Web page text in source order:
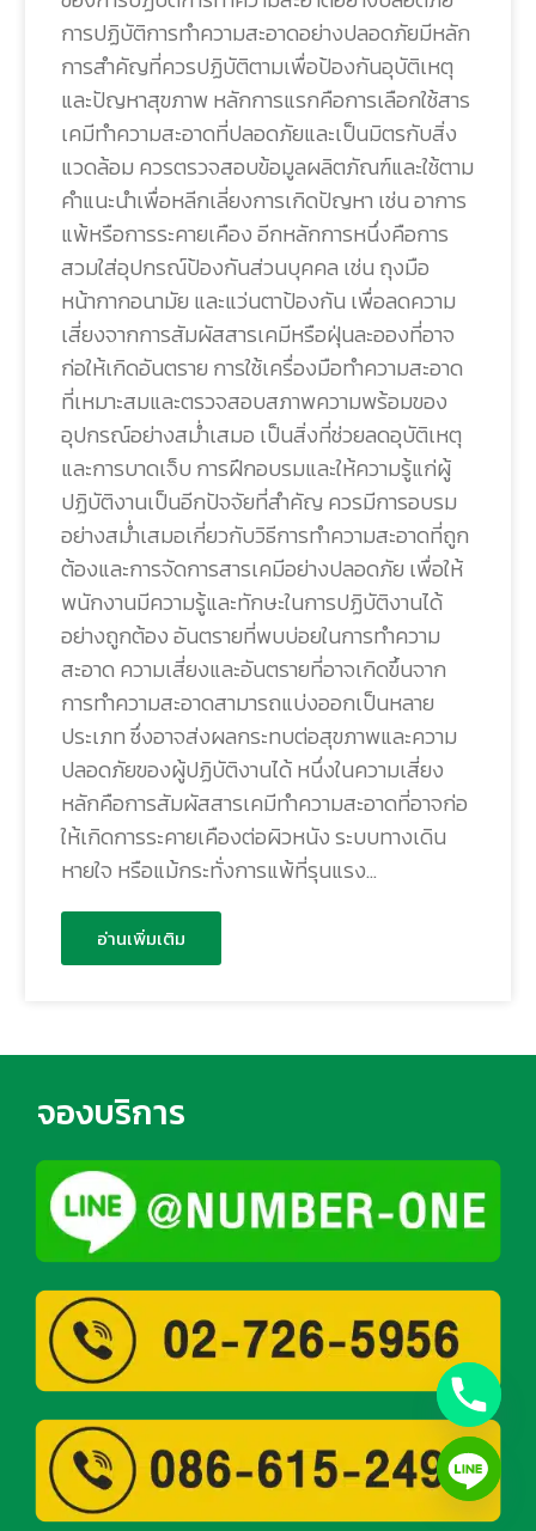
การปฏิบัติการทำความสะอาดอย่างปลอดภัยมีหลัก
การสำคัญที่ควรปฏิบัติตามเพื่อป้องกันอุบัติเหตุ
และปัญหาสุขภาพ หลักการแรกคือการเลือกใช้สาร
เคมีทำความสะอาดที่ปลอดภัยและเป็นมิตรกับสิ่ง
แวดล้อม ควรตรวจสอบข้อมูลผลิตภัณฑ์และใช้ตาม
คำแนะนำเพื่อหลีกเลี่ยงการเกิดปัญหา เช่น อาการ
แพ้หรือการระคายเคือง อีกหลักการหนึ่งคือการ
สวมใส่อุปกรณ์ป้องกันส่วนบุคคล เช่น ถุงมือ
หน้ากากอนามัย และแว่นตาป้องกัน เพื่อลดความ
เสี่ยงจากการสัมผัสสารเคมีหรือฝุ่นละอองที่อาจ
ก่อให้เกิดอันตราย การใช้เครื่องมือทำความสะอาด
ที่เหมาะสมและตรวจสอบสภาพความพร้อมของ
อุปกรณ์อย่างสม่ำเสมอ เป็นสิ่งที่ช่วยลดอุบัติเหตุ
และการบาดเจ็บ การฝึกอบรมและให้ความรู้แก่ผู้
ปฏิบัติงานเป็นอีกปัจจัยที่สำคัญ ควรมีการอบรม
อย่างสม่ำเสมอเกี่ยวกับวิธีการทำความสะอาดที่ถูก
ต้องและการจัดการสารเคมีอย่างปลอดภัย เพื่อให้
พนักงานมีความรู้และทักษะในการปฏิบัติงานได้
อย่างถูกต้อง อันตรายที่พบบ่อยในการทำความ
สะอาด ความเสี่ยงและอันตรายที่อาจเกิดขึ้นจาก
การทำความสะอาดสามารถแบ่งออกเป็นหลาย
ประเภท ซึ่งอาจส่งผลกระทบต่อสุขภาพและความ
ปลอดภัยของผู้ปฏิบัติงานได้ หนึ่งในความเสี่ยง
หลักคือการสัมผัสสารเคมีทำความสะอาดที่อาจก่อ
ให้เกิดการระคายเคืองต่อผิวหนัง ระบบทางเดิน
หายใจ หรือแม้กระทั่งการแพ้ที่รุนแรง…
อ่านเพิ่มเติม
จองบริการ